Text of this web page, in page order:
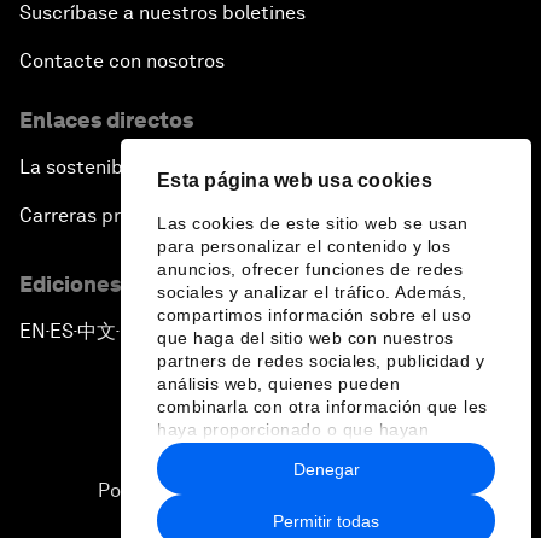
Esta página web usa cookies
Las cookies de este sitio web se usan
para personalizar el contenido y los
anuncios, ofrecer funciones de redes
sociales y analizar el tráfico. Además,
compartimos información sobre el uso
que haga del sitio web con nuestros
partners de redes sociales, publicidad y
análisis web, quienes pueden
combinarla con otra información que les
haya proporcionado o que hayan
recopilado a partir del uso que haya
hecho de sus servicios.
Permitir todas
Denegar
Suscríbase a nuestros boletines
Contacte con nosotros
Enlaces directos
La sostenibilidad en el Foro
Carreras profesionales
Ediciones en otros idiomas
EN ▪ ES▪中文▪ 日本語
Política de privacidad y normas de uso